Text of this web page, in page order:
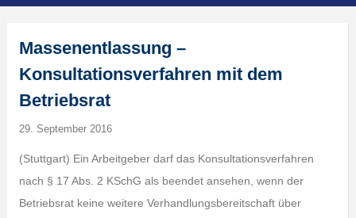
Massenentlassung –
Konsultationsverfahren mit dem
Betriebsrat
29. September 2016
(Stuttgart) Ein Arbeitgeber darf das Konsultationsverfahren
nach § 17 Abs. 2 KSchG als beendet ansehen, wenn der
Betriebsrat keine weitere Verhandlungsbereitschaft über